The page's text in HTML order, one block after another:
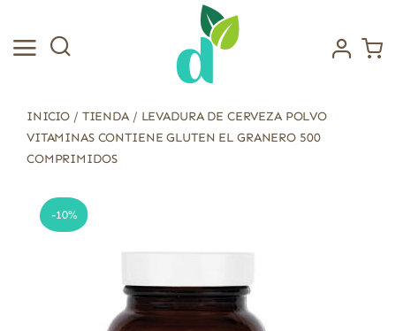
contenido
INICIO / TIENDA/ LEVADURA DE CERVEZA POLVO
VITAMINAS CONTIENE GLUTEN EL GRANERO 500
COMPRIMIDOS
-10%